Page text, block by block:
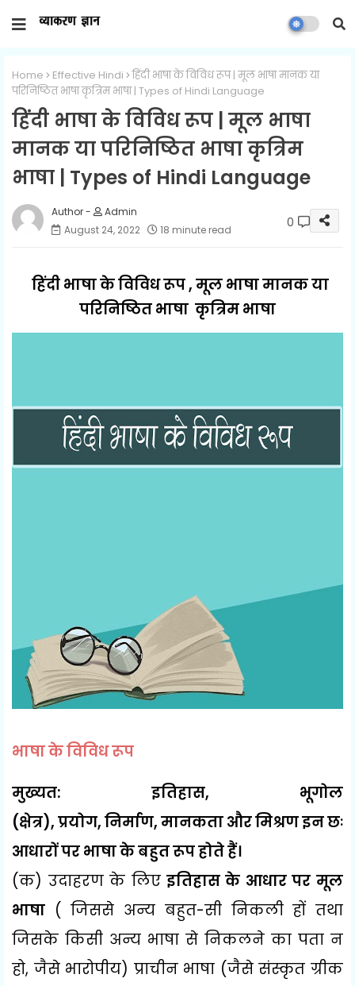
Home Effective Hindi
हिंदी भाषा के विविध रूप | मूल भाषा मानक या
परिनिष्ठित भाषा कृत्रिम भाषा | Types of Hindi Language
हिंदी भाषा के विविध रूप | मूल भाषा
मानक या परिनिष्ठित भाषा कृत्रिम
भाषा | Types of Hindi Language
Admin
August 24, 2022
18 minute read 0
हिंदी भाषा के विविध रूप , मूल भाषा मानक या
परिनिष्ठित भाषा कृत्रिम भाषा
भाषा के विविध रूप
मुख्यत: इतिहास, भूगोल
(क्षेत्र),प्रयोग,निर्माण,मानकता और मिश्रण इन छः
आधारों पर भाषा के बहुत रूप होते हैं।
(क) उदाहरण के लिएइतिहास के आधार पर मूल
भाषा ( जिससे अन्य बहुत-सी निकली हों तथा
जिसके किसी अन्य भाषा से निकलने का पता न
हो, जैसे भारोपीय) प्राचीन भाषा (जैसे संस्कृत ग्रीक